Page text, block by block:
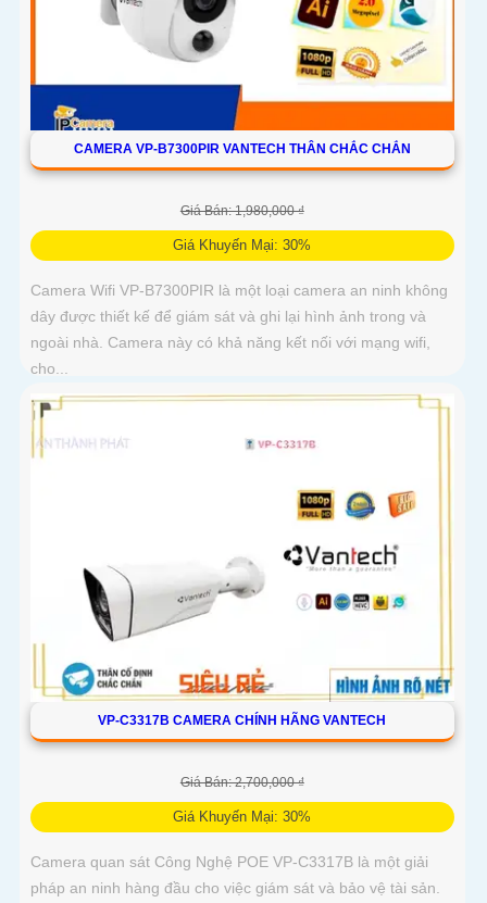
CAMERA VP-B7300PIR VANTECH THÂN CHẮC CHẮN
Giá Bán: 1,980,000 ₫
Giá Khuyến Mại: 30%
Camera Wifi VP-B7300PIR là một loại camera an ninh không
dây được thiết kế để giám sát và ghi lại hình ảnh trong và
ngoài nhà. Camera này có khả năng kết nối với mạng wifi,
cho...
VP-C3317B CAMERA CHÍNH HÃNG VANTECH
Giá Bán: 2,700,000 ₫
Giá Khuyến Mại: 30%
Camera quan sát Công Nghệ POE VP-C3317B là một giải
pháp an ninh hàng đầu cho việc giám sát và bảo vệ tài sản.